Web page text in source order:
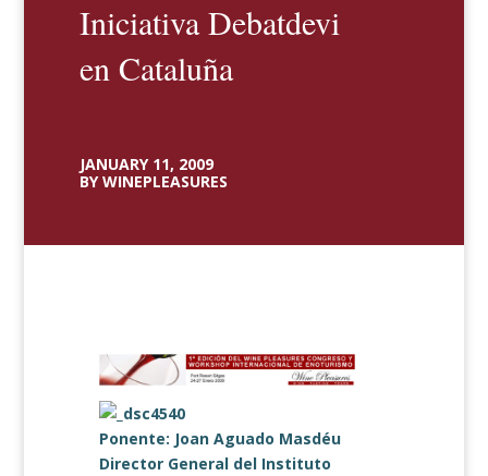
Iniciativa Debatdevi
en Cataluña
JANUARY 11, 2009
BY WINEPLEASURES
Ponente: Joan Aguado Masdéu
Director General del Instituto